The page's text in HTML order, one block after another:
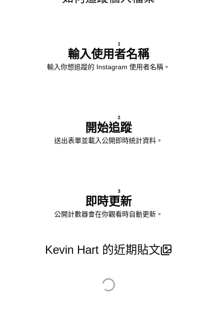
1
輸入使用者名稱
輸入你想追蹤的 Instagram 使用者名稱。
2
開始追蹤
送出表單並載入公開即時統計資料。
3
即時更新
公開計數器會在你觀看時自動更新。
Kevin Hart 的近期貼文